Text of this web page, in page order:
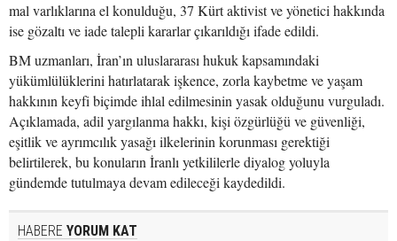
mal varlıklarına el konulduğu, 37 Kürt aktivist ve yönetici hakkında
ise gözaltı ve iade talepli kararlar çıkarıldığı ifade edildi.
BM uzmanları, İran’ın uluslararası hukuk kapsamındaki
yükümlülüklerini hatırlatarak işkence, zorla kaybetme ve yaşam
hakkının keyfi biçimde ihlal edilmesinin yasak olduğunu vurguladı.
Açıklamada, adil yargılanma hakkı, kişi özgürlüğü ve güvenliği,
eşitlik ve ayrımcılık yasağı ilkelerinin korunması gerektiği
belirtilerek, bu konuların İranlı yetkililerle diyalog yoluyla
gündemde tutulmaya devam edileceği kaydedildi.
HABERE YORUM KAT